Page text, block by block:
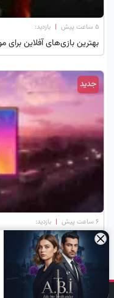
۵ ساعت پیش | بازدید:
بهترین بازی‌های آفلاین برای
جدید
۶ ساعت پیش | بازدید:
معرفی بهترین بازی‌های شبیه GTA مناسب کودکان×